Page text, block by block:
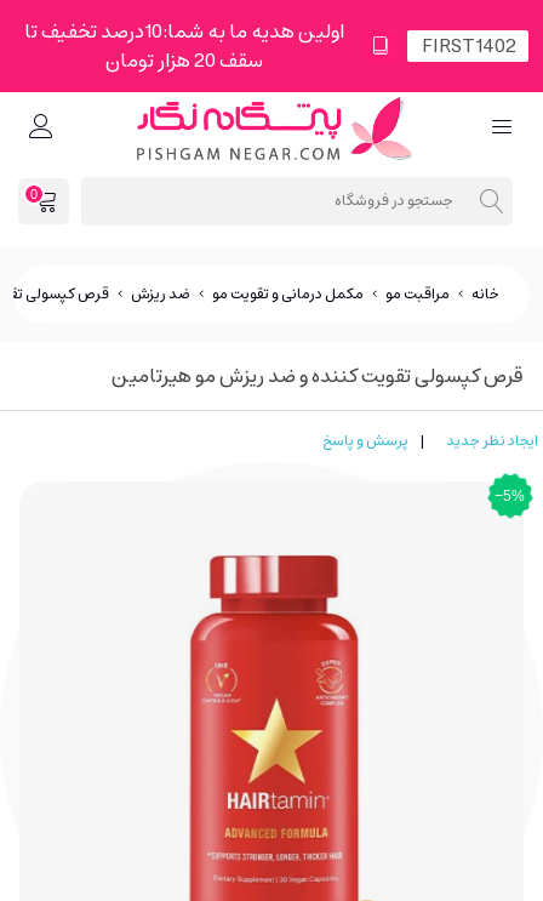
اولین هدیه ما به شما:10درصد تخفیف تا
سقف 20 هزار تومان
0
خانه > مراقبت مو > مکمل درمانی و تقویت مو > ضد ریزش > قرص کپسولی
قرص کپسولی تقویت کننده و ضد ریزش مو هیرتامین
ایجاد نظر جدید | پرسش و پاسخ
‎−5%